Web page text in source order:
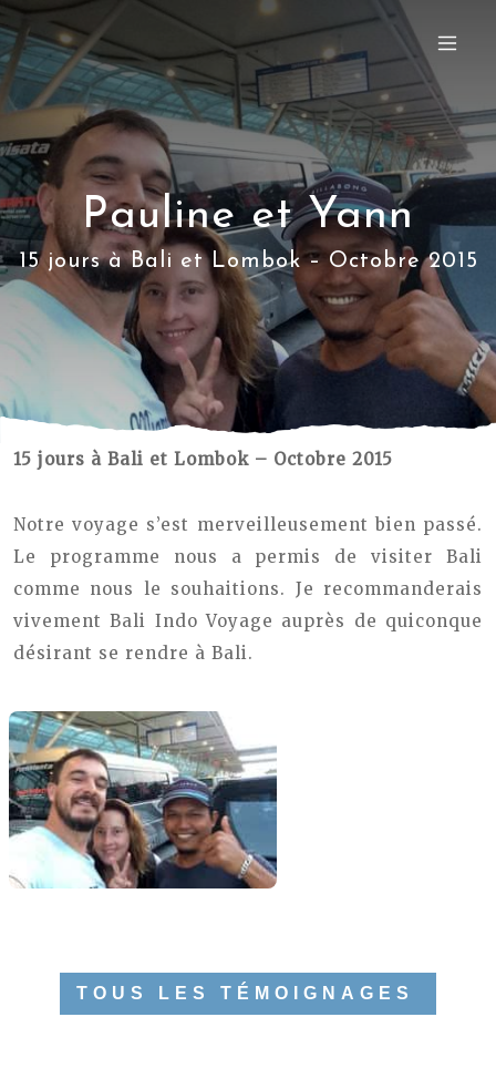
Pauline et Yann
15 jours à Bali et Lombok – Octobre 2015
15 jours à Bali et Lombok – Octobre 2015
Notre voyage s’est merveilleusement bien passé.
Le programme nous a permis de visiter Bali
comme nous le souhaitions. Je recommanderais
vivement Bali Indo Voyage auprès de quiconque
désirant se rendre à Bali.
TOUS LES TÉMOIGNAGES